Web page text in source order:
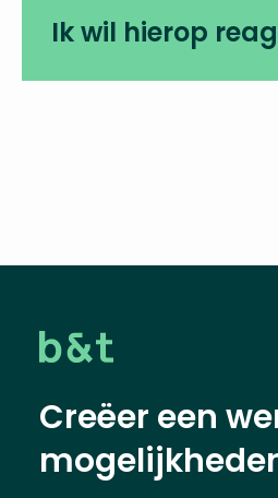
Ik wil hierop
Creëer een